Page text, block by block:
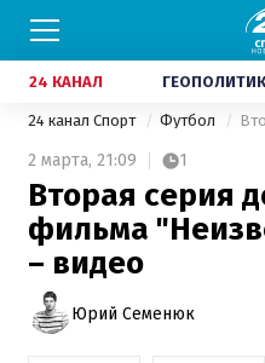
24 КАНАЛ
24 канал Спорт Футбол
2 марта, 21:09 1
Вторая серия
фильма
– видео
Юрий Семенюк